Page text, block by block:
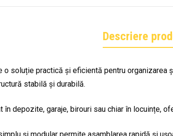
Descriere
o soluție practică și eficientă pentru organizarea
stabilă și durabilă.
în depozite, garaje, birouri sau chiar în locuințe,